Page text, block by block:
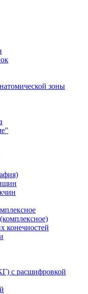
зоны
конечностей
с расшифровкой